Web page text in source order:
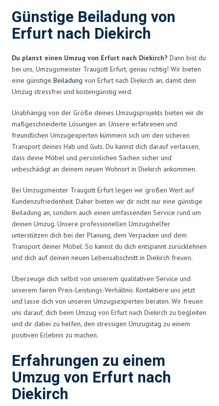
Günstige Beiladung von
Erfurt nach Diekirch
Du planst einen Umzug von Erfurt nach Diekirch? Dann bist du
bei uns, Umzugsmeister Traugott Erfurt, genau richtig! Wir bieten
eine günstige Beiladung von Erfurt nach Diekirch an, damit dein
Umzug stressfrei und kostengünstig wird.
Unabhängig von der Größe deines Umzugsprojekts bieten wir dir
maßgeschneiderte Lösungen an. Unsere erfahrenen und
freundlichen Umzugexperten kümmern sich um den sicheren
Transport deines Hab und Guts. Du kannst dich darauf verlassen,
dass deine Möbel und persönlichen Sachen sicher und
unbeschädigt an deinem neuen Wohnort in Diekirch ankommen.
Bei Umzugsmeister Traugott Erfurt legen wir großen Wert auf
Kundenzufriedenheit. Daher bieten wir dir nicht nur eine günstige
Beiladung an, sondern auch einen umfassenden Service rund um
deinen Umzug. Unsere professionellen Umzugshelfer
unterstützen dich bei der Planung, dem Verpacken und dem
Transport deiner Möbel. So kannst du dich entspannt zurücklehnen
und dich auf deinen neuen Lebensabschnitt in Diekirch freuen.
Überzeuge dich selbst von unserem qualitativen Service und
unserem fairen Preis-Leistungs-Verhältnis. Kontaktiere uns jetzt
und lasse dich von unseren Umzugsexperten beraten. Wir freuen
uns darauf, dich beim Umzug von Erfurt nach Diekirch zu begleiten
und dir dabei zu helfen, den stressigen Umzugstag zu einem
positiven Erlebnis zu machen.
Erfahrungen zu einem
Umzug von Erfurt nach
Diekirch